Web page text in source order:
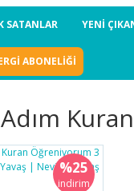
SATANLAR YENİ
ABONELİĞİ
%25
indirim